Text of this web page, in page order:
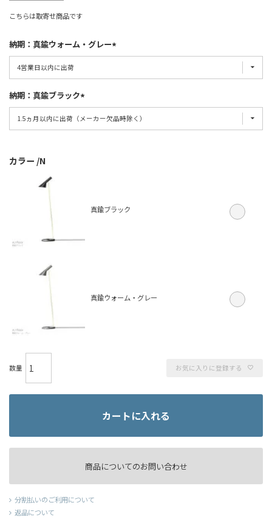
こちらは取寄せ商品です
納期：真鍮ウォーム・グレー
納期：真鍮ブラック
カラー N
真鍮ブラック
真鍮ウォーム・グレー
お気に入りに登録する
カートに入れる
商品についてのお問い合わせ
分割払いのご利用について
返品について